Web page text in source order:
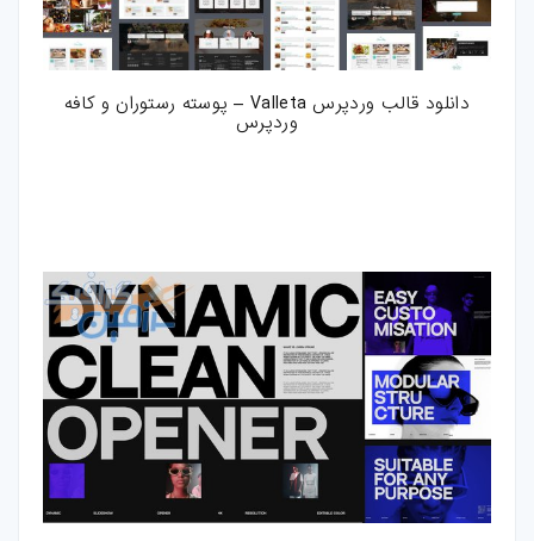
دانلود قالب وردپرس Valleta – پوسته رستوران و کافه
وردپرس